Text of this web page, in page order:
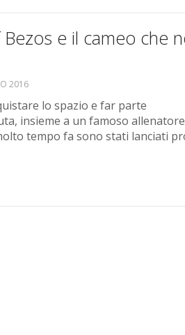
e il cameo che
2016
lo spazio e far parte
insieme a un famoso
tempo fa sono stati lanciati